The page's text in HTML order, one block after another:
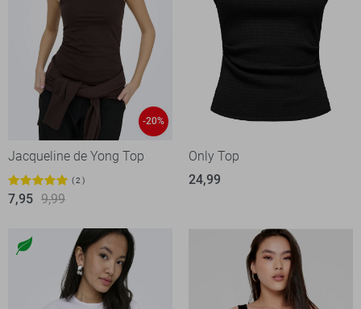
-20%
Jacqueline de Yong Top
2
7,95 9,99
Only Top
24,99